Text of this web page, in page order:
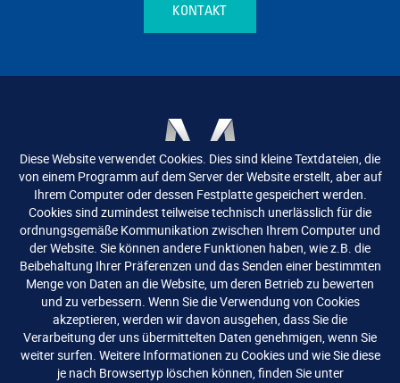
KONTAKT
BLEIBEN SIE AUF DEM LAUFENDEN.
Folgen Sie uns auf unseren Social-Media-Kanälen und
abonnieren Sie unseren Newsletter.
NEWSLETTER ABONNIEREN
Diese Website verwendet Cookies. Dies sind kleine Textdateien, die
von einem Programm auf dem Server der Website erstellt, aber auf
Ihrem Computer oder dessen Festplatte gespeichert werden.
Cookies sind zumindest teilweise technisch unerlässlich für die
ordnungsgemäße Kommunikation zwischen Ihrem Computer und
der Website. Sie können andere Funktionen haben, wie z.B. die
Beibehaltung Ihrer Präferenzen und das Senden einer bestimmten
Menge von Daten an die Website, um deren Betrieb zu bewerten
und zu verbessern. Wenn Sie die Verwendung von Cookies
akzeptieren, werden wir davon ausgehen, dass Sie die
Verarbeitung der uns übermittelten Daten genehmigen, wenn Sie
weiter surfen. Weitere Informationen zu Cookies und wie Sie diese
je nach Browsertyp löschen können, finden Sie unter